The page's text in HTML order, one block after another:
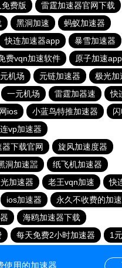
费版
雷霆加速器官网下载
黑洞加速
蚂蚁加速器
快连加速器app
暴雪加速器
费vqn加速软件
原子加速
机场 元链加速器
极光加
一元机场 雷霆加器速
快
ios
小蓝鸟特推加速器
vp加速器
下载官网
旋风加速度器
洞加速噐
纸飞机加速器
加速器 老王vqn加速
快
ios加速器
永久不收费的加
海鸥加速器下载
每天免费2小时加速器
1
使用的加速器